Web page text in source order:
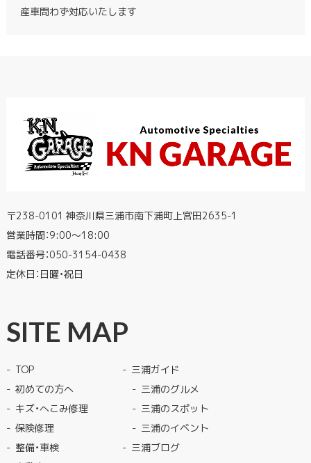
産車問わず対応いたします
〒238-0101 神奈川県三浦市南下浦町上宮田2635-1
営業時間：9:00〜18:00
電話番号：050-3154-0438
定休日：日曜・祝日
SITE MAP
TOP
初めての方へ
キズ・へこみ修理
保険修理
整備・車検
三浦ガイド
三浦のグルメ
三浦のスポット
三浦のイベント
三浦ブログ